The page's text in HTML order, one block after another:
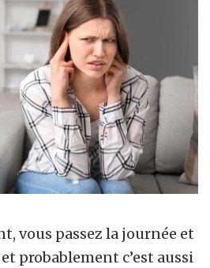
vous passez la journée et
probablement c’est aussi